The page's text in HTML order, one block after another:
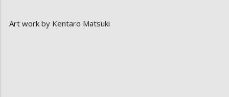
Art work by Kentaro Matsuki